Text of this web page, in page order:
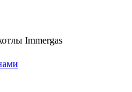
Immergas